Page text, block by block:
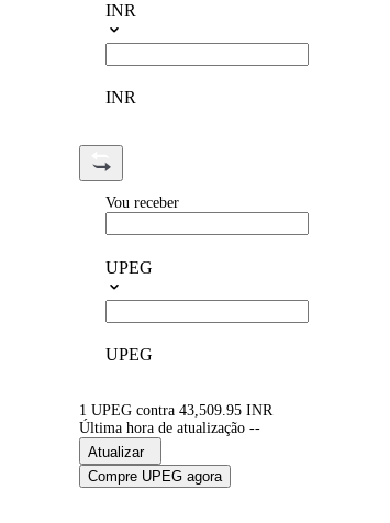
INR
INR
Vou receber
UPEG
UPEG
1 UPEG contra 43,509.95 INR
Última hora de atualização --
Atualizar
Compre UPEG agora